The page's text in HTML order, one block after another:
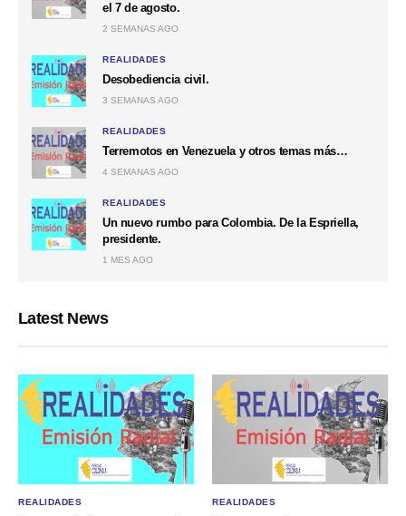
el 7 de agosto.
2 SEMANAS AGO
REALIDADES
Desobediencia civil.
3 SEMANAS AGO
REALIDADES
Terremotos en Venezuela y otros temas más…
4 SEMANAS AGO
REALIDADES
Un nuevo rumbo para Colombia. De la Espriella,
presidente.
1 MES AGO
Latest News
REALIDADES REALIDADES